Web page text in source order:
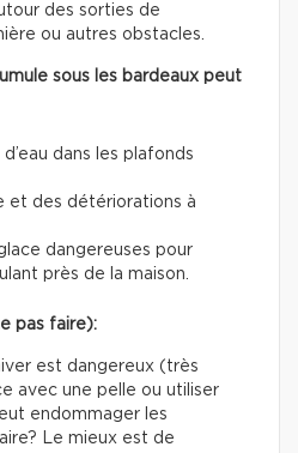
des sorties de
ou autres obstacles.
sous les bardeaux peut
dans les plafonds
et des détériorations à
dangereuses pour
près de la maison.
pas faire):
est dangereux (très
avec une pelle ou utiliser
endommager les
Le mieux est de